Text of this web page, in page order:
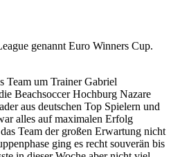
genannt Euro Winners Cup.
Team um Trainer Gabriel
Beachsoccer Hochburg Nazare
aus deutschen Top Spielern und
alles auf maximalen Erfolg
Team der großen Erwartung nicht
ging es recht souverän bis